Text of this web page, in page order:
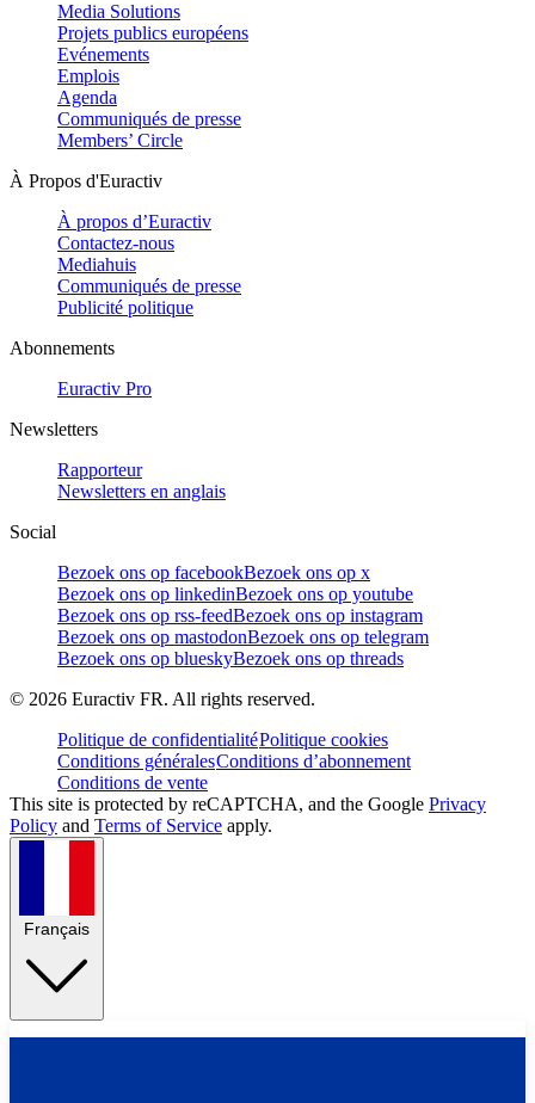
Media Solutions
Projets publics européens
Evénements
Emplois
Agenda
Communiqués de presse
Members’ Circle
À Propos d'Euractiv
À propos d’Euractiv
Contactez-nous
Mediahuis
Communiqués de presse
Publicité politique
Abonnements
Euractiv Pro
Newsletters
Rapporteur
Newsletters en anglais
Social
Bezoek ons op facebookBezoek ons op x
Bezoek ons op linkedinBezoek ons op youtube
Bezoek ons op rss-feedBezoek ons op instagram
Bezoek ons op mastodonBezoek ons op telegram
Bezoek ons op blueskyBezoek ons op threads
© 2026 Euractiv FR. All rights reserved.
Politique de confidentialitéPolitique cookies
Conditions généralesConditions d’abonnement
Conditions de vente
This site is protected by reCAPTCHA, and the Google Privacy
Policy and Terms of Service apply.
Français